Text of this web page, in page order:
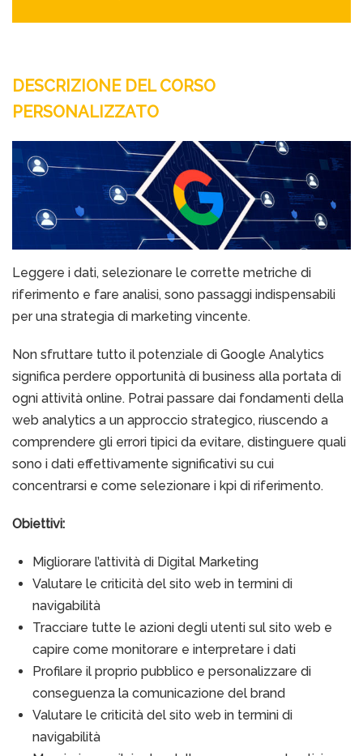
DESCRIZIONE DEL CORSO
PERSONALIZZATO
Leggere i dati, selezionare le corrette metriche di
riferimento e fare analisi, sono passaggi indispensabili
per una strategia di marketing vincente.
Non sfruttare tutto il potenziale di Google Analytics
significa perdere opportunità di business alla portata di
ogni attività online. Potrai passare dai fondamenti della
web analytics a un approccio strategico, riuscendo a
comprendere gli errori tipici da evitare, distinguere quali
sono i dati effettivamente significativi su cui
concentrarsi e come selezionare i kpi di riferimento.
Obiettivi:
Migliorare l’attività di Digital Marketing
Valutare le criticità del sito web in termini di
navigabilità
Tracciare tutte le azioni degli utenti sul sito web e
capire come monitorare e interpretare i dati
Profilare il proprio pubblico e personalizzare di
conseguenza la comunicazione del brand
Valutare le criticità del sito web in termini di
navigabilità